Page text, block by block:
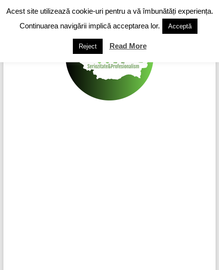
to
content
Acest site utilizează cookie-uri pentru a vă îmbunătăți experiența.
Continuarea navigării implică acceptarea lor.
Acceptă
Reject Read More